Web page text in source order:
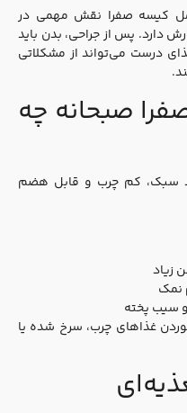
کیسه صفرا نقش مهمی در
پس از جراحی، بدن باید
درست می‌تواند از مشکلاتی
صبحانه چه
سبک، کم‌ چرب و قابل هضم
پخته
غذاهای چرب، سرخ‌ شده یا